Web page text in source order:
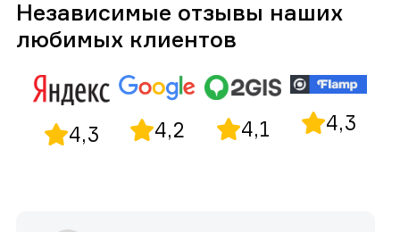
Независимые отзывы наших
любимых клиентов
4,3 4,2 4,1 4,3